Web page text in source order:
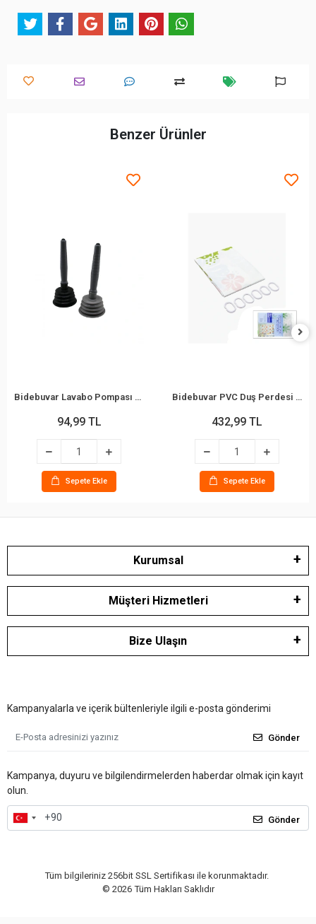
Benzer Ürünler
Bidebuvar Lavabo Pompası - Küçük Boy - Körüklü
94,99 TL
Sepete Ekle
Bidebuvar PVC Duş Perdesi - Çift Kanatlı - 12 Halkalı - 90x180 cm
432,99 TL
Sepete Ekle
Kurumsal
Müşteri Hizmetleri
Bize Ulaşın
Kampanyalarla ve içerik bültenleriyle ilgili e-posta gönderimi
Gönder
Kampanya, duyuru ve bilgilendirmelerden haberdar olmak için kayıt
olun.
Gönder
Tüm bilgileriniz 256bit SSL Sertifikası ile korunmaktadır.
© 2026 Tüm Hakları Saklıdır